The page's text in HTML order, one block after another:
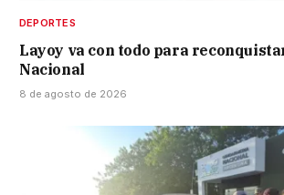
DEPORTES
Layoy va con todo para
Nacional
8 de agosto de 2026